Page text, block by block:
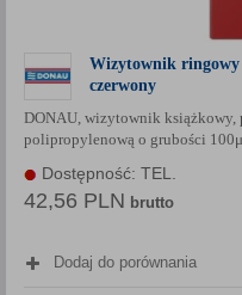
Wizytownik ringowy
czerwony
DONAU, wizytownik
polipropylenową o grubości
Dostępność: TEL.
42,56 PLN brutto
Dodaj do porównania